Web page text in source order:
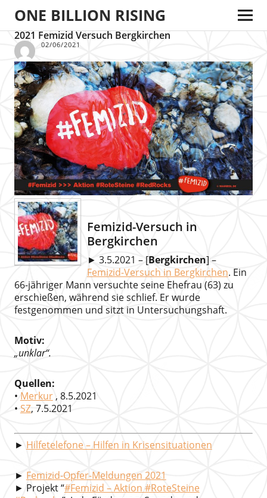
ONE BILLION RISING
2021 Femizid Versuch Bergkirchen
02/06/2021
Femizid-Versuch in
Bergkirchen
► 3.5.2021 – [Bergkirchen] –
Femizid-Versuch in Bergkirchen. Ein
66-jähriger Mann versuchte seine Ehefrau (63) zu
erschießen, während sie schlief. Er wurde
festgenommen und sitzt in Untersuchungshaft.
Motiv:
„unklar“.
Quellen:
• Merkur, 8.5.2021
• SZ, 7.5.2021
► Hilfetelefone – Hilfen in Krisensituationen
► Femizid-Opfer-Meldungen 2021
► Projekt “#Femizid – Aktion #RoteSteine